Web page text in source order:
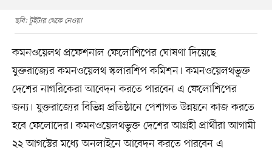
ছবি: টুইটার থেকে নেওয়া
কমনওয়েলথ প্রফেশনাল ফেলোশিপের ঘোষণা দিয়েছে
যুক্তরাজ্যের কমনওয়েলথ স্কলারশিপ কমিশন। কমনওয়েলথভুক্ত
দেশের নাগরিকেরা আবেদন করতে পারবেন এ ফেলোশিপের
জন্য। যুক্তরাজ্যের বিভিন্ন প্রতিষ্ঠানে পেশাগত উন্নয়নে কাজ করতে
হবে ফেলোদের। কমনওয়েলথভুক্ত দেশের আগ্রহী প্রার্থীরা আগামী
২২ আগস্টের মধ্যে অনলাইনে আবেদন করতে পারবেন এ